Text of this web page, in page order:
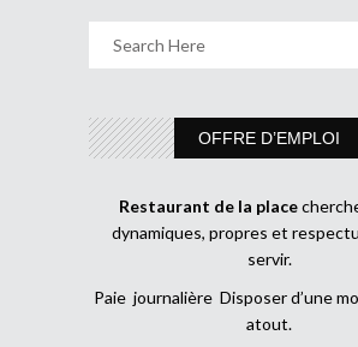
OFFRE D’EMPLOI
Restaurant de la place
dynamiques, propres et
servir.
Paie journalière Disposer d’une
atout.